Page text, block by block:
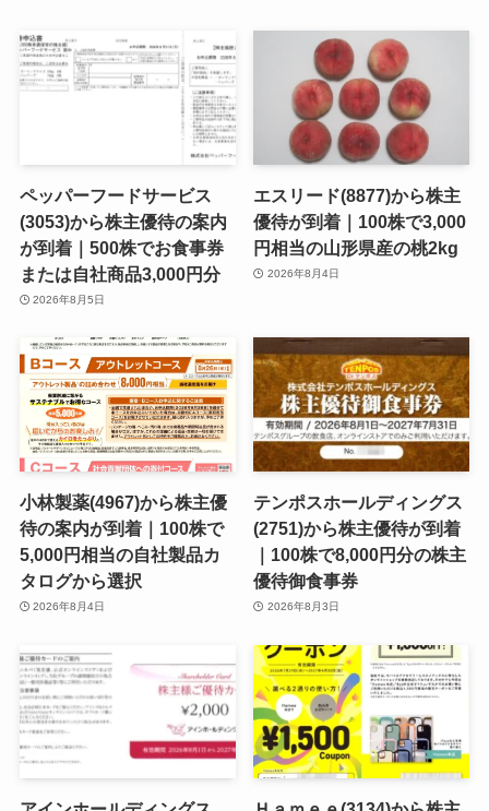
ペッパーフードサービス
(3053)から株主優待の案内
が到着｜500株でお食事券
または自社商品3,000円分
2026年8月5日
エスリード(8877)から株主
優待が到着｜100株で3,000
円相当の山形県産の桃2kg
2026年8月4日
小林製薬(4967)から株主優
待の案内が到着｜100株で
5,000円相当の自社製品カ
タログから選択
2026年8月4日
テンポスホールディングス
(2751)から株主優待が到着
｜100株で8,000円分の株主
優待御食事券
2026年8月3日